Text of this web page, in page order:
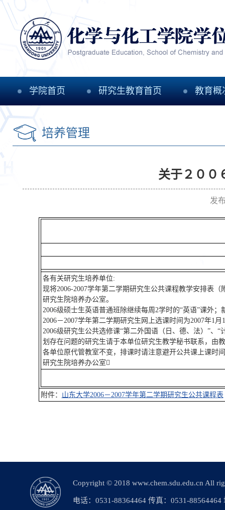
学院首页 研究生教育首页 教育概
培养管理
关于２００
发
各有关研究生培养单位:
现将2006-2007学年第二学期研究生公共课程教学安排表
研究生院培养办公室。
2006级硕士生英语普通班除继续每周2学时的“英语”课外
2006－2007学年第二学期研究生网上选课时间为2007年1
2006级研究生公共选修课“第二外国语（日、德、法）”、
划存在问题的研究生请于本单位研究生教学秘书联系，由
各单位原代管教室不变，排课时请注意避开公共课上课时
研究生院培养办公室
附件： 山东大学2006－2007学年第二学期研究生公共课程表
Copyright © 2018 www.chem.sdu.edu.cn All
电话：0531-88364464 传真：0531-